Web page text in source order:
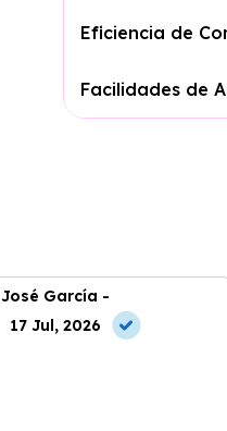
Eficiencia de
Facilidades de
José García -
17 Jul, 2026